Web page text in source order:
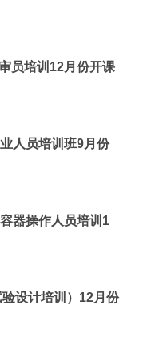
员培训12月份开课
人员培训班9月份
器操作人员培训1
设计培训）12月份